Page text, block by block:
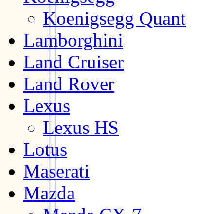
Koenigsegg Quant
Lamborghini
Land Cruiser
Land Rover
Lexus
Lexus HS
Lotus
Maserati
Mazda